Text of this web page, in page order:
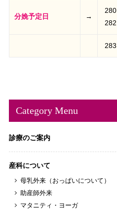
分娩予定日 →
280
282
283
Category Menu
診療のご案内
産科について
母乳外来（おっぱいについて）
助産師外来
マタニティ・ヨーガ